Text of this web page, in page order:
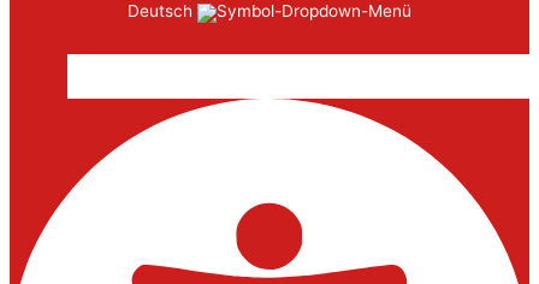
Deutsch